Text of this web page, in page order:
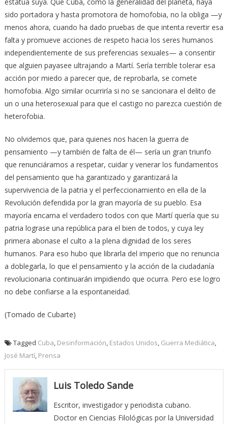
estatua suya. Que Cuba, como la generalidad del planeta, haya
sido portadora y hasta promotora de homofobia, no la obliga —y
menos ahora, cuando ha dado pruebas de que intenta revertir esa
falta y promueve acciones de respeto hacia los seres humanos
independientemente de sus preferencias sexuales— a consentir
que alguien payasee ultrajando a Martí. Sería terrible tolerar esa
acción por miedo a parecer que, de reprobarla, se comete
homofobia. Algo similar ocurriría si no se sancionara el delito de
un o una heterosexual para que el castigo no parezca cuestión de
heterofobia.
No olvidemos que, para quienes nos hacen la guerra de
pensamiento —y también de falta de él— sería un gran triunfo
que renunciáramos a respetar, cuidar y venerar los fundamentos
del pensamiento que ha garantizado y garantizará la
supervivencia de la patria y el perfeccionamiento en ella de la
Revolución defendida por la gran mayoría de su pueblo. Esa
mayoría encarna el verdadero todos con que Martí quería que su
patria lograse una república para el bien de todos, y cuya ley
primera abonase el culto a la plena dignidad de los seres
humanos. Para eso hubo que librarla del imperio que no renuncia
a doblegarla, lo que el pensamiento y la acción de la ciudadanía
revolucionaria continuarán impidiendo que ocurra. Pero ese logro
no debe confiarse a la espontaneidad.
(Tomado de Cubarte)
Tagged Cuba, Desinformación, Estados Unidos, Guerra Mediática,
José Martí, Prensa
Luis Toledo Sande
Escritor, investigador y periodista cubano.
Doctor en Ciencias Filológicas por la Universidad